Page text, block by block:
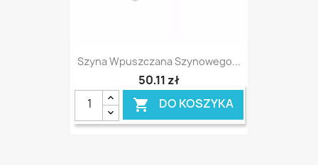
Szyna Wpuszczana Szynowego...
50,11 zł
 DO KOSZYKA